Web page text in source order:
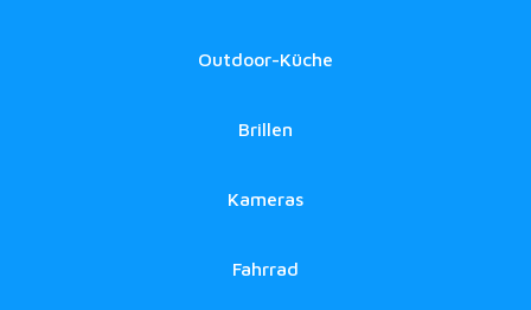
Outdoor-Küche
Brillen
Kameras
Fahrrad